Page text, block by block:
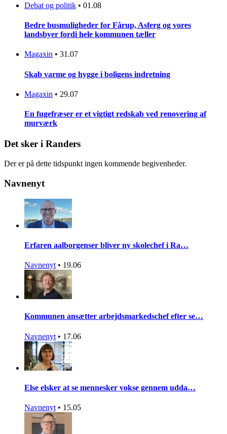
Debat og politik • 01.08
Bedre busmuligheder for Fårup, Asferg og vores
landsbyer fordi hele kommunen tæller
Magaxin • 31.07
Skab varme og hygge i boligens indretning
Magaxin • 29.07
En fugefræser er et vigtigt redskab ved renovering af
murværk
Det sker i Randers
Der er på dette tidspunkt ingen kommende begivenheder.
Navnenyt
Erfaren aalborgenser bliver ny skolechef i Ra…
Navnenyt • 19.06
Kommunen ansætter arbejdsmarkedschef efter se…
Navnenyt • 17.06
Else elsker at se mennesker vokse gennem udda…
Navnenyt • 15.05